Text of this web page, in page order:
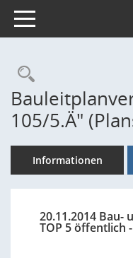
Toggle navigation
105/5.Ä"
Informationen
20.11.2014 Bau-
TOP 5 öffentlich